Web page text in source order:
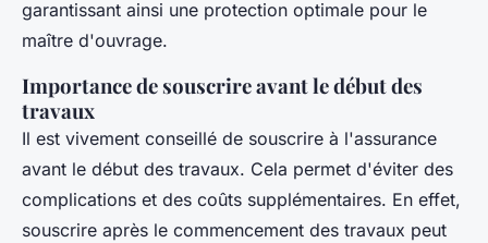
garantissant ainsi une protection optimale pour le
maître d'ouvrage.
Importance de souscrire avant le début des
travaux
Il est vivement conseillé de souscrire à l'assurance
avant le début des travaux. Cela permet d'éviter des
complications et des coûts supplémentaires. En effet,
souscrire après le commencement des travaux peut